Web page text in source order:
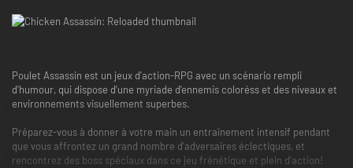
Poulet Assassin est un jeux d'action-RPG avec un scénario rempli
d'humour, qui dispose d'une myriade d'ennemis coloréss et des niveaux et
environnements visuellement superbes.
Préparez-vous à donner à votre main un entraînement intensif pendant
que vous affrontez un grand nombre d'adversaires éclectiques, et
rencontrez des boss spéciaux dans ce jeu frénétique et plein d'action!